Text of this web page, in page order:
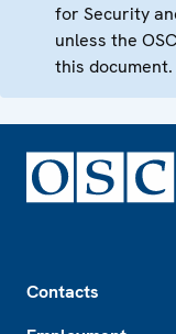
for Security
unless the
this document.
Contacts